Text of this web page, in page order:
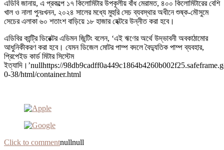
এডিবি জানায়, এ প্রকল্পে ১৭ কিলোমিটার উপকূলীয় বাঁধ মেরামত, ৪০০ কিলোমিটারের বেশি
খাল ও নালা পুনঃখনন, ২০২৪ সালের মধ্যে মুহুরি সেচ ব্যবস্থার অধীনে শুষ্ক-মৌসুমে
সেচের এলাকা ৬০ শতাংশ বাড়িয়ে ১৮ হাজার হেক্টরে উন্নীত করা হবে।
এডিবির কান্ট্রি ডিরেক্টর এডিমন জিন্টিং বলেন, ‘এই ঋণের অর্থে উদ্ভাবনী অবকাঠামোর
আধুনিকীকরণ করা হবে। যেমন ডিজেল মোটর পাম্প বদলে বৈদ্যুতিক পাম্প ব্যবহার,
প্রিপেইড কার্ড মিটার সিস্টেম
ইত্যাদি।’nullhttps://
0-38/html/container.html
Click to commentnullnull